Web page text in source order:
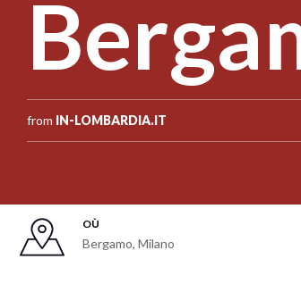
from IN-LOMBARDIA.IT
OÙ
Bergamo, Milano